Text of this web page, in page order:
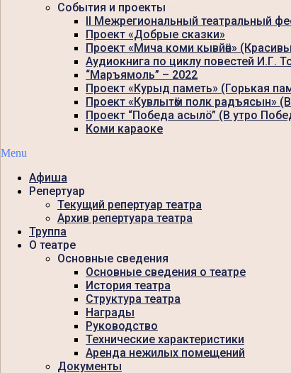
События и проекты
II Межрегиональный театральный
Проект «Добрые сказки»
Проект «Мича коми кывйӧн»
Аудиокнига по циклу повестей И.Г.
“Маръямоль” – 2022
Проект «Курыд паметь» (Горькая
Проект «Кувлытӧм полк радъясын»
Проект “Победа асылö” (В утро
Коми караоке
Menu
Афиша
Репертуар
Текущий репертуар театра
Архив репертуара театра
Труппа
О театре
Основные сведения
Основные сведения о театре
История театра
Структура театра
Награды
Руководство
Технические характеристики
Аренда нежилых помещений
Документы